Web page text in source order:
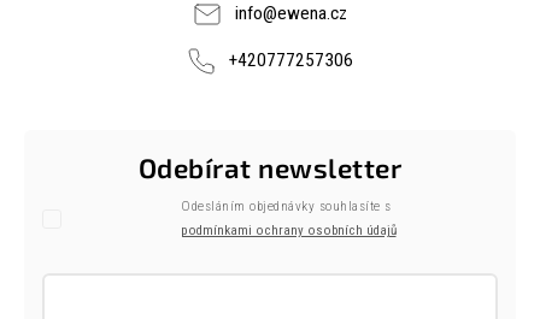
info@ewena.cz
+420777257306
Odebírat newsletter
Odesláním objednávky souhlasíte s
podmínkami ochrany osobních údajů